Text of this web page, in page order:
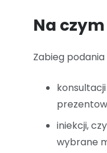
Na
Zabieg
iniekcji,
wybrane